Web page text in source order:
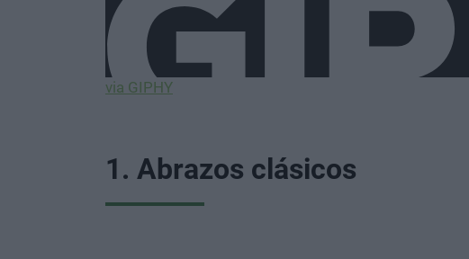
via GIPHY
1. Abrazos clásicos